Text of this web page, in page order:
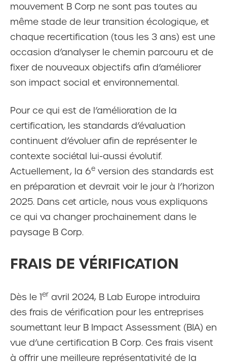
mouvement B Corp ne sont pas toutes au
même stade de leur transition écologique, et
chaque recertification (tous les 3 ans) est une
occasion d’analyser le chemin parcouru et de
fixer de nouveaux objectifs afin d’améliorer
son impact social et environnemental.
Pour ce qui est de l’amélioration de la
certification, les standards d’évaluation
continuent d’évoluer afin de représenter le
contexte sociétal lui-aussi évolutif.
Actuellement, la 6e version des standards est
en préparation et devrait voir le jour à l’horizon
2025. Dans cet article, nous vous expliquons
ce qui va changer prochainement dans le
paysage B Corp.
FRAIS DE VÉRIFICATION
Dès le 1er avril 2024, B Lab Europe introduira
des frais de vérification pour les entreprises
soumettant leur B Impact Assessment (BIA) en
vue d’une certification B Corp. Ces frais visent
à offrir une meilleure représentativité de la